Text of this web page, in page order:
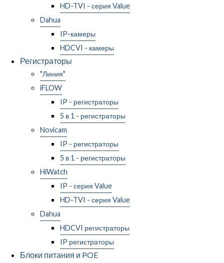
HD-TVI - серия Value
Dahua
IP-камеры
HDCVI - камеры
Регистраторы
"Линия"
iFLOW
IP - регистраторы
5 в 1 - регистраторы
Novicam
IP - регистраторы
5 в 1 - регистраторы
HiWatch
IP - серия Value
HD-TVI - серия Value
Dahua
HDCVI регистраторы
IP регистраторы
Блоки питания и POE